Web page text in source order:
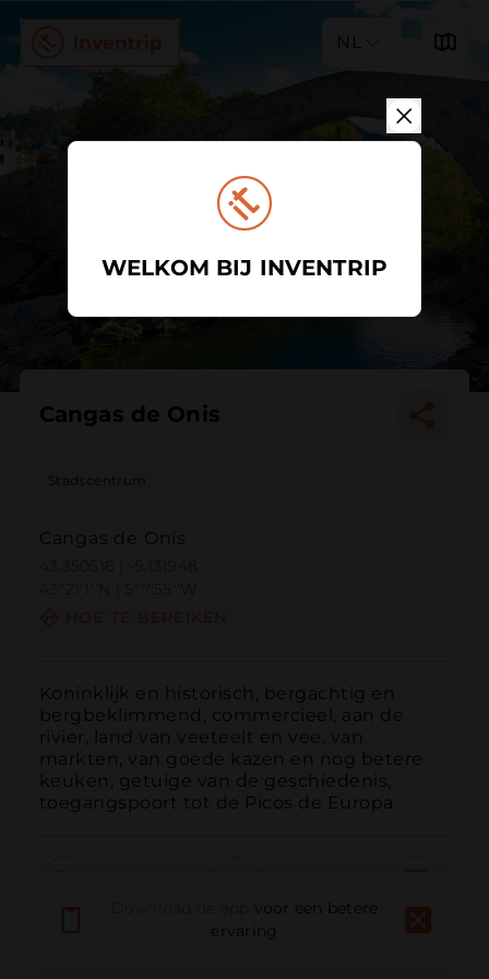
NL
Cangas de Onis
Stadscentrum
Cangas de Onís
Koninklijk en historisch, bergachtig en
bergbeklimmend, commercieel, aan de
rivier, land van veeteelt en vee, van
markten, van goede kazen en nog betere
keuken, getuige van de geschiedenis,
toegangspoort tot de Picos de Europa
E-mail
voor een betere
ervaring
WELKOM BIJ INVENTRIP